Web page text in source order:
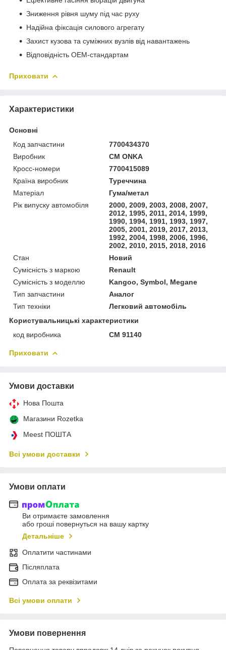
Зниження рівня шуму під час руху
Надійна фіксація силового агрегату
Захист кузова та суміжних вузлів від навантажень
Відповідність OEM-стандартам
Приховати
Характеристики
Основні
Код запчастини
7700434370
Виробник
CM ONKA
Кросс-номери
7700415089
Країна виробник
Туреччина
Матеріал
Гума/метал
Рік випуску автомобіля
2000, 2009, 2003, 2008, 2007,
2012, 1995, 2011, 2014, 1999,
1990, 1994, 1991, 1993, 1997,
2005, 2001, 2019, 2017, 2013,
1992, 2004, 1998, 2006, 1996,
2002, 2010, 2015, 2018, 2016
Стан
Новий
Сумісність з маркою
Renault
Сумісність з моделлю
Kangoo, Symbol, Megane
Тип запчастини
Аналог
Тип техніки
Легковий автомобіль
Користувальницькі характеристики
код виробника
CM 91140
Приховати
Умови доставки
Нова Пошта
Магазини Rozetka
Meest ПОШТА
Всі умови доставки
Умови оплати
Ви отримаєте замовлення
або гроші повернуться на вашу картку
Детальніше
Оплатити частинами
Післяплата
Оплата за реквізитами
Всі умови оплати
Умови повернення